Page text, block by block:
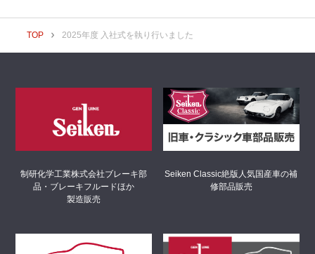
TOP 2025年度 入社式を執り行いました
制研化学工業株式会社ブレーキ部
品・ブレーキフルードほか
製造販売
Seiken Classic絶版人気国産車の補
修部品販売